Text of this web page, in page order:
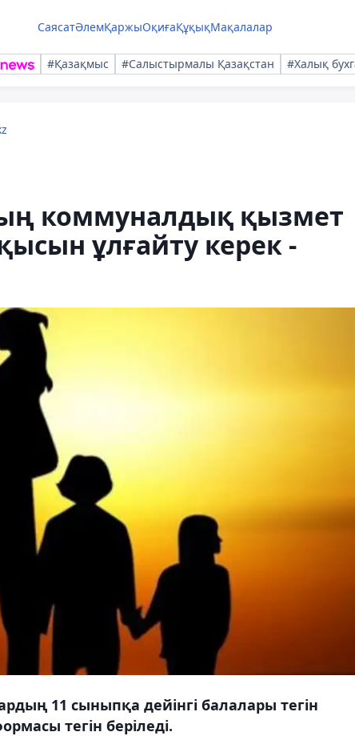
СаясатӘлемҚаржыОқиғаҚұқықМақалалар
#Қазақмыс #Салыстырмалы Қазақстан #Халық
коммуналдық қызмет
ұлғайту керек -
11 сыныпқа дейінгі балалары тегін
тегін беріледі.